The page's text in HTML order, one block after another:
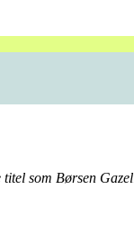
som Børsen